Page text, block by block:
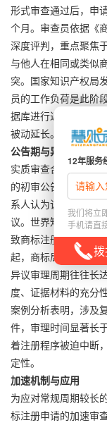
形式审查通过后，申
个月。审查员依据《
深度评判，重点聚焦
与他人在相同或类似
突。国家知识产权局
员的工作负荷是此阶
据库进行近似比对，
被动延长。
公告期与异议风险
实质审查合格的商标
的初审公告期。此阶
系人认为该商标申请
议。世界知识产权组
致商标注册周期产生
起，商标局将启动异
异议审理周期往往长
度、证据材料的充分
案例分析表明，涉及
件，审理时间显著长
着注册程序被迫中断
定性。
加速机制与应用
为应对常规周期较长
标注册申请的加速审
12年服务
我们将立
手机请直